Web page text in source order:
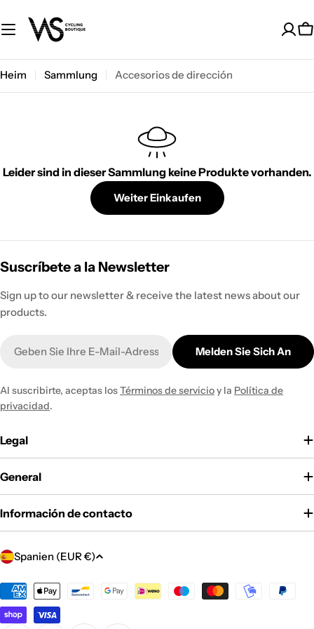
Inhalt
springen
Heim Sammlung Accesorios de dirección
Leider sind in dieser Sammlung keine Produkte vorhanden.
Weiter Einkaufen
Suscríbete a la Newsletter
Sign up to our newsletter & receive the latest news about our
products.
Mail
Melden Sie Sich An
Al suscribirte, aceptas losTérminos de servicioy la Política de
privacidad.
Legal
General
Información de contacto
L
n
d
Spanien (EUR €)
Zahlungsmethoden